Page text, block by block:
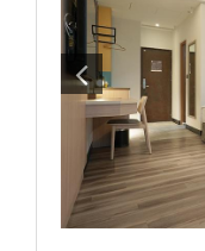
房型設備